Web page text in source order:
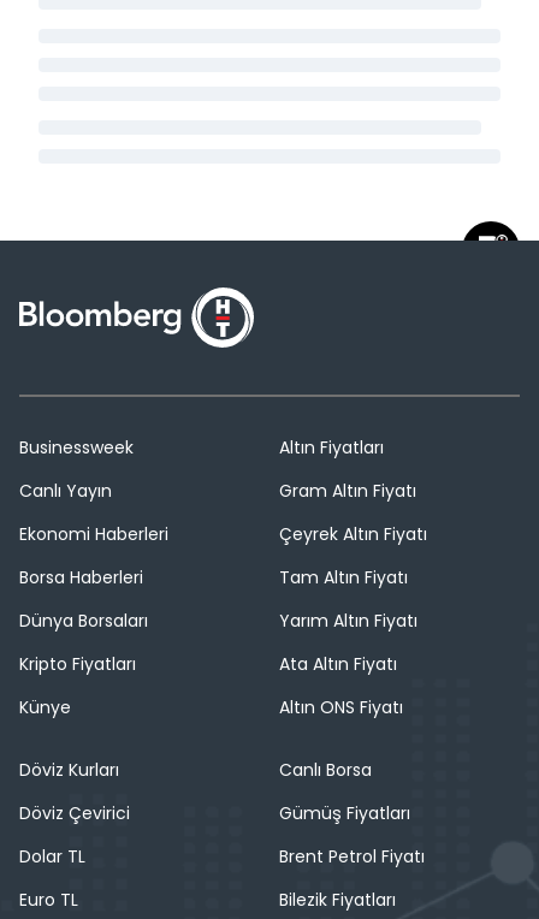
Businessweek
Canlı Yayın
Ekonomi Haberleri
Borsa Haberleri
Dünya Borsaları
Kripto Fiyatları
Künye
Altın Fiyatları
Gram Altın Fiyatı
Çeyrek Altın Fiyatı
Tam Altın Fiyatı
Yarım Altın Fiyatı
Ata Altın Fiyatı
Altın ONS Fiyatı
Döviz Kurları
Döviz Çevirici
Dolar TL
Euro TL
Canlı Borsa
Gümüş Fiyatları
Brent Petrol Fiyatı
Bilezik Fiyatları